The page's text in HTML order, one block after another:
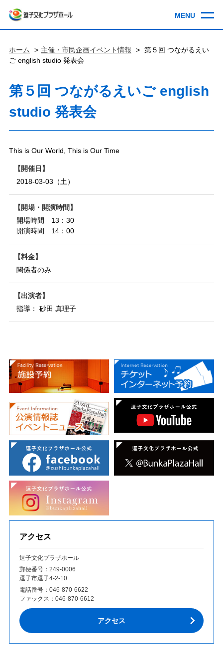
ホーム 主催・市民企画イベント情報
第５回 つながるえい
ご english studio 発表会
第５回 つながるえいご english
studio 発表会
This is Our World, This is Our Time
開催日
2018-03-03（土）
開場・開演時間
開場時間 13：30
開演時間 14：00
料金
関係者のみ
出演者
指導： 砂田 真理子
アクセス
逗子文化プラザホール
郵便番号：249‐0006
逗子市逗子4-2-10
電話番号： 046-870-6622
ファックス： 046-870-6612
アクセス